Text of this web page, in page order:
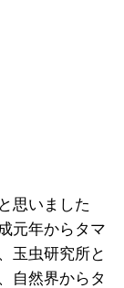
思いました
元年からタマ
玉虫研究所と
自然界からタ